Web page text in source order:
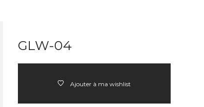
GLW-04
Ajouter à ma wishlist